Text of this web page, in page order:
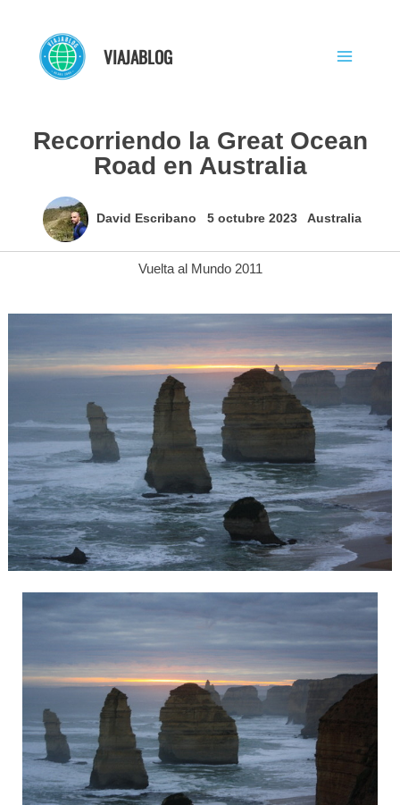
contenido
VIAJABLOG
Recorriendo la Great Ocean
Road en Australia
David Escribano 5 octubre 2023 Australia
Vuelta al Mundo 2011